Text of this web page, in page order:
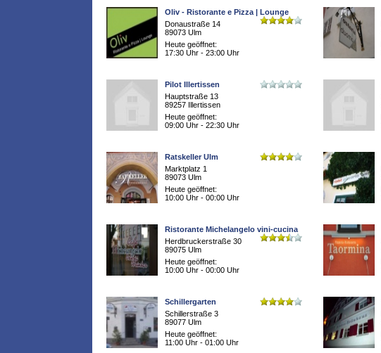
Oliv - Ristorante e Pizza | Lounge
Donaustraße 14
89073 Ulm
Heute geöffnet:
17:30 Uhr - 23:00 Uhr
Pilot Illertissen
Hauptstraße 13
89257 Illertissen
Heute geöffnet:
09:00 Uhr - 22:30 Uhr
Ratskeller Ulm
Marktplatz 1
89073 Ulm
Heute geöffnet:
10:00 Uhr - 00:00 Uhr
Ristorante Michelangelo vini-cucina
Herdbruckerstraße 30
89075 Ulm
Heute geöffnet:
10:00 Uhr - 00:00 Uhr
Schillergarten
Schillerstraße 3
89077 Ulm
Heute geöffnet:
11:00 Uhr - 01:00 Uhr